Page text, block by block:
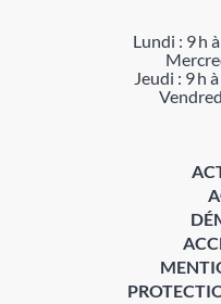
Lundi : 9 h
Jeudi : 9 h